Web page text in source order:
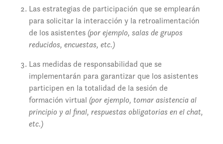
Las estrategias de participación que se emplearán
para solicitar la interacción y la retroalimentación
de los asistentes(por ejemplo, salas de grupos
reducidos, encuestas, etc.)
Las medidas de responsabilidad que se
implementarán para garantizar que los asistentes
participen en la totalidad de la sesión de
formación virtual (por ejemplo, tomar asistencia al
principio y al final, respuestas obligatorias en el chat,
etc.)